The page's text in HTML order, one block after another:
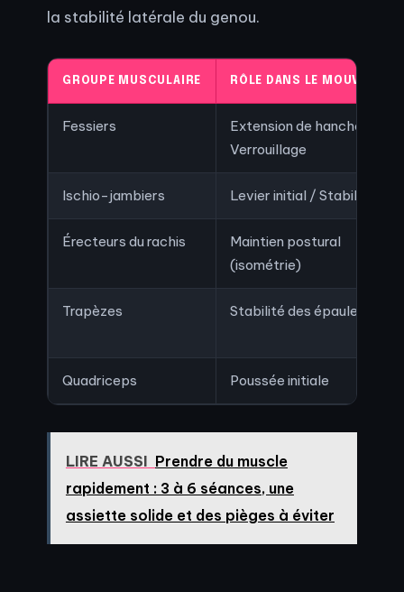
la stabilité latérale du genou.
GROUPE MUSCULAIRE RÔLE DANS LE MOUVEMENT
Fessiers
Extension de hanche /
Verrouillage
Ischio-jambiers Levier initial / Stabilité
Érecteurs du rachis
Maintien postural
(isométrie)
Trapèzes Stabilité des épaules
Quadriceps Poussée initiale
LIRE AUSSI Prendre du muscle
rapidement : 3 à 6 séances, une
assiette solide et des pièges à éviter